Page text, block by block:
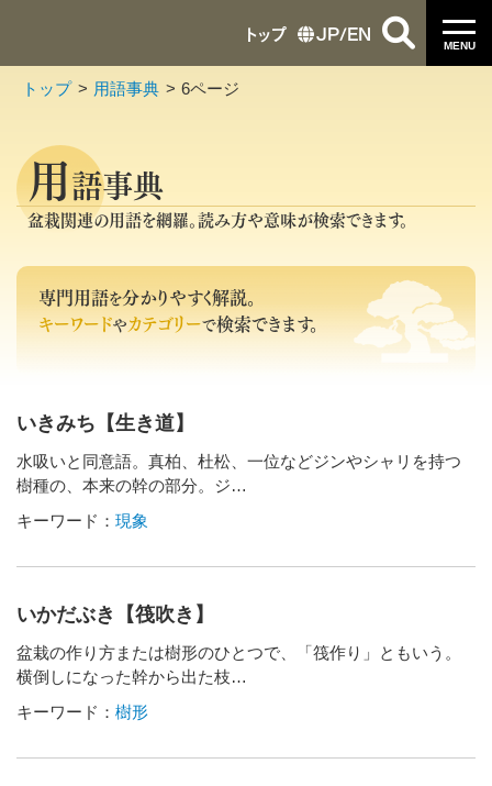
MENU
トップ JP/EN
トップ 用語事典 6ページ
用語事典
盆栽関連の用語を網羅。読み方や意味が検索できます。
専門用語を分かりやすく解説。
キーワードやカテゴリーで検索できます。
いきみち【生き道】
水吸いと同意語。真柏、杜松、一位などジンやシャリを持つ
樹種の、本来の幹の部分。ジ…
キーワード： 現象
いかだぶき【筏吹き】
盆栽の作り方または樹形のひとつで、「筏作り」ともいう。
横倒しになった幹から出た枝…
キーワード： 樹形